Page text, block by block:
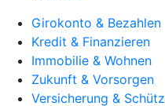
Girokonto & Bezahlen
Kredit & Finanzieren
Immobilie & Wohnen
Zukunft & Vorsorgen
Versicherung &